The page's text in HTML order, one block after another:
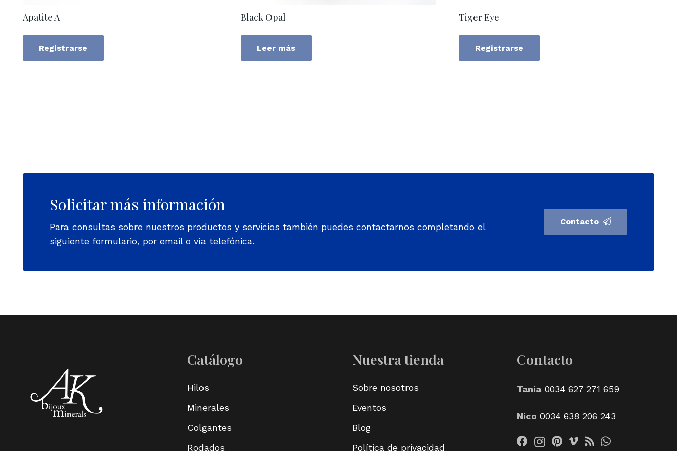
Apatite A
Registrarse
Black Opal
Leer más
Tiger Eye
Registrarse
Solicitar más información
Para consultas sobre nuestros productos y servicios también puedes contactarnos completando el
siguiente formulario, por email o vía telefónica.
Contacto
Catálogo
Hilos
Minerales
Colgantes
Rodados
Nuestra tienda
Sobre nosotros
Eventos
Blog
Política de privacidad
Contacto
Tania 0034 627 271 659
Nico 0034 638 206 243